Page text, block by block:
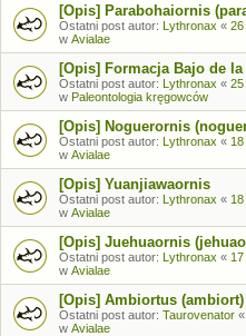
[Opis] Parabohaiornis
Ostatni post autor: Lythronax « 26
w Avialae
[Opis] Formacja Bajo de la
Ostatni post autor: Lythronax « 25
w Paleontologia kręgowców
[Opis] Noguerornis
Ostatni post autor: Lythronax «
w Avialae
[Opis] Yuanjiawaornis
Ostatni post autor: Lythronax «
w Avialae
[Opis] Juehuaornis
Ostatni post autor: Lythronax «
w Avialae
[Opis] Ambiortus (ambiort)
Ostatni post autor: Taurovenator «
w Avialae